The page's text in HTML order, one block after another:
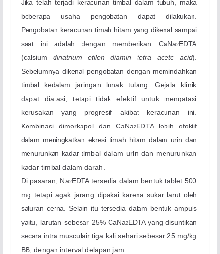
Jika telah terjadi keracunan timbal dalam tubuh, maka
beberapa usaha pengobatan dapat dilakukan.
Pengobatan keracunan timah hitam yang dikenal sampai
saat ini adalahdengan memberikan CaNa2EDTA
(calsium dinatrium etilen diamin tetra acetc acid).
Sebelumnya dikenal pengobatan dengan memindahkan
timbal kedalam jaringan lunak tulang. Gejala klinik
dapat diatasi, tetapi tidak efektif untuk mengatasi
kerusakan yang progresif akibat keracunan ini.
Kombinasi dimerkapol dan CaNa2EDTA lebihefektif
dalam meningkatkan ekresi timah hitam dalam urin dan
menurunkan kadar timbal dalam urin dan menurunkan
kadar timbal dalam darah.
Di pasaran, Na2EDTA tersedia dalam bentuk tablet 500
mg tetapi agak jarang dipakai karena sukar larut oleh
saluran cerna. Selain itu tersedia dalam bentuk ampuls
yaitu, larutan sebesar 25% CaNa2EDTA yang disuntikan
secara intra musculair tiga kali sehari sebesar 25 mg/kg
BB, dengan interval delapan jam.